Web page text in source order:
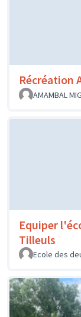
Récréation
AMAMBAL
Equiper
Tilleuls
Ecole des